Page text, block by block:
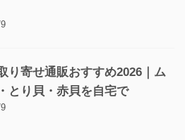
り寄せ通販おすすめ2026｜ム
とり貝・赤貝を自宅で